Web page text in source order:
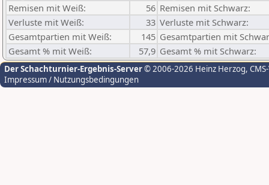
Remisen mit Weiß:
56 Remisen mit Schwarz:
Verluste mit Weiß:
33 Verluste mit Schwarz:
Gesamtpartien mit Weiß:
145 Gesamtpartien mit
Gesamt % mit Weiß:
57,9 Gesamt % mit Schwarz:
Der Schachturnier-Ergebnis-Server© 2006-2026 Heinz Herzog,
Impressum / Nutzungsbedingungen